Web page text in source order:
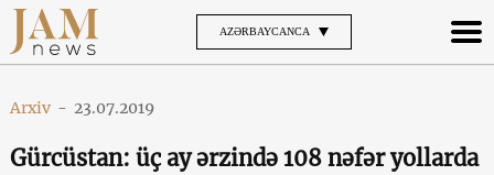
AZƏRBAYCANCA
Arxiv - 23.07.2019
Gürcüstan: üç ay ərzində 108 nəfər yollarda